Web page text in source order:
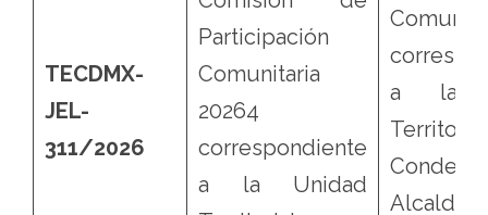
TECDMX-
JEL-
311/2026
Participación
Comunitaria
20264
correspondiente
a la Unidad
a la
Territorial
Alcaldía